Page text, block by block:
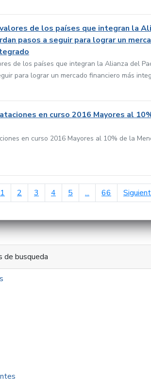
de los países que integran la
pasos a seguir para lograr un
de los países que integran la Alianza del
para lograr un mercado financiero más
en curso 2016 Mayores al
en curso 2016 Mayores al 10% de la
anterior
1 2 3 4 5 ... 66
busqueda